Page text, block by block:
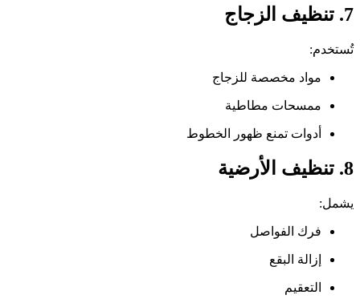
7. تنظيف الزجاج
تُستخدم:
مواد مخصصة للزجاج
ممسحات مطاطية
أدوات تمنع ظهور الخطوط
8. تنظيف الأرضية
يشمل:
فرك الفواصل
إزالة البقع
التعقيم